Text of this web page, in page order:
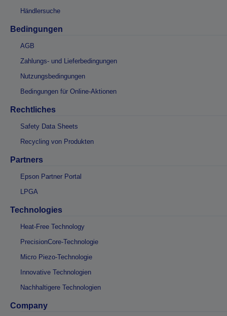
Händlersuche
Bedingungen
AGB
Zahlungs- und Lieferbedingungen
Nutzungsbedingungen
Bedingungen für Online-Aktionen
Rechtliches
Safety Data Sheets
Recycling von Produkten
Partners
Epson Partner Portal
LPGA
Technologies
Heat-Free Technology
PrecisionCore-Technologie
Micro Piezo-Technologie
Innovative Technologien
Nachhaltigere Technologien
Company